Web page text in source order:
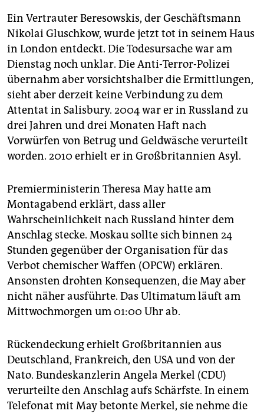
Ein Vertrauter Beresowskis, der Geschäftsmann
Nikolai Gluschkow, wurde jetzt tot in seinem Haus
in London entdeckt. Die Todesursache war am
Dienstag noch unklar. Die Anti-Terror-Polizei
übernahm aber vorsichtshalber die Ermittlungen,
sieht aber derzeit keine Verbindung zu dem
Attentat in Salisbury. 2004 war er in Russland zu
drei Jahren und drei Monaten Haft nach
Vorwürfen von Betrug und Geldwäsche verurteilt
worden. 2010 erhielt er in Großbritannien Asyl.
Premierministerin Theresa May hatte am
Montagabend erklärt, dass aller
Wahrscheinlichkeit nach Russland hinter dem
Anschlag stecke. Moskau sollte sich binnen 24
Stunden gegenüber der Organisation für das
Verbot chemischer Waffen (OPCW) erklären.
Ansonsten drohten Konsequenzen, die May aber
nicht näher ausführte. Das Ultimatum läuft am
Mittwochmorgen um 01:00 Uhr ab.
Rückendeckung erhielt Großbritannien aus
Deutschland, Frankreich, den USA und von der
Nato. Bundeskanzlerin Angela Merkel (CDU)
verurteilte den Anschlag aufs Schärfste. In einem
Telefonat mit May betonte Merkel, sie nehme die